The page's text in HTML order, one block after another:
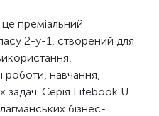
преміальний
2-у-1, створений для
роботи, навчання,
задач. Серія Lifebook U
бізнес-